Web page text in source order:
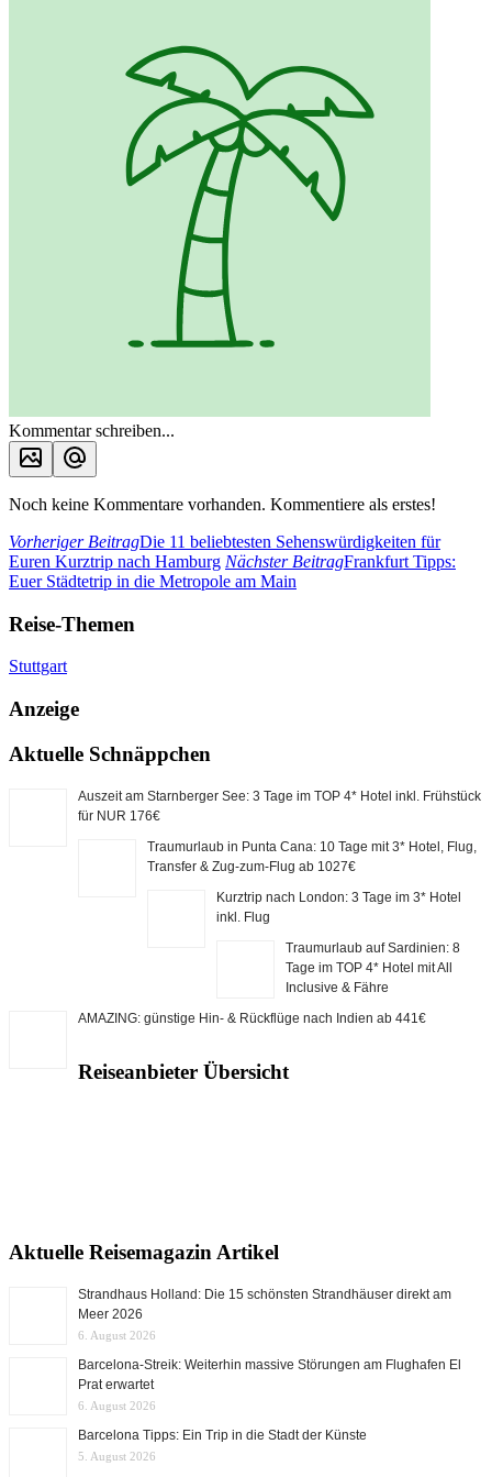
Kommentar schreiben...
Noch keine Kommentare vorhanden. Kommentiere als erstes!
Vorheriger BeitragDie 11 beliebtesten Sehenswürdigkeiten für
Euren Kurztrip nach Hamburg Nächster BeitragFrankfurt Tipps:
Euer Städtetrip in die Metropole am Main
Reise-Themen
Stuttgart
Anzeige
Aktuelle Schnäppchen
Auszeit am Starnberger See: 3 Tage im TOP 4* Hotel inkl. Frühstück
für NUR 176€
Traumurlaub in Punta Cana: 10 Tage mit 3* Hotel, Flug,
Transfer & Zug-zum-Flug ab 1027€
Kurztrip nach London: 3 Tage im 3* Hotel
inkl. Flug
Traumurlaub auf Sardinien: 8
Tage im TOP 4* Hotel mit All
Inclusive & Fähre
AMAZING: günstige Hin- & Rückflüge nach Indien ab 441€
Reiseanbieter Übersicht
Aktuelle Reisemagazin Artikel
Strandhaus Holland: Die 15 schönsten Strandhäuser direkt am
Meer 2026
6. August 2026
Barcelona-Streik: Weiterhin massive Störungen am Flughafen El
Prat erwartet
6. August 2026
Barcelona Tipps: Ein Trip in die Stadt der Künste
5. August 2026